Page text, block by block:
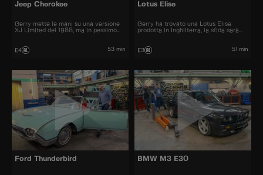
Jeep Cherokee
Gerry mette le mani su una versione
XJ Limited del 1988, ma in pessimo
E4 53 min
Lotus Elise
Gerry ha trovato una Lotus Elise
prodotta in Inghilterra, la sfida sarà
E3 51 min
Ford Thunderbird BMW M3 E30